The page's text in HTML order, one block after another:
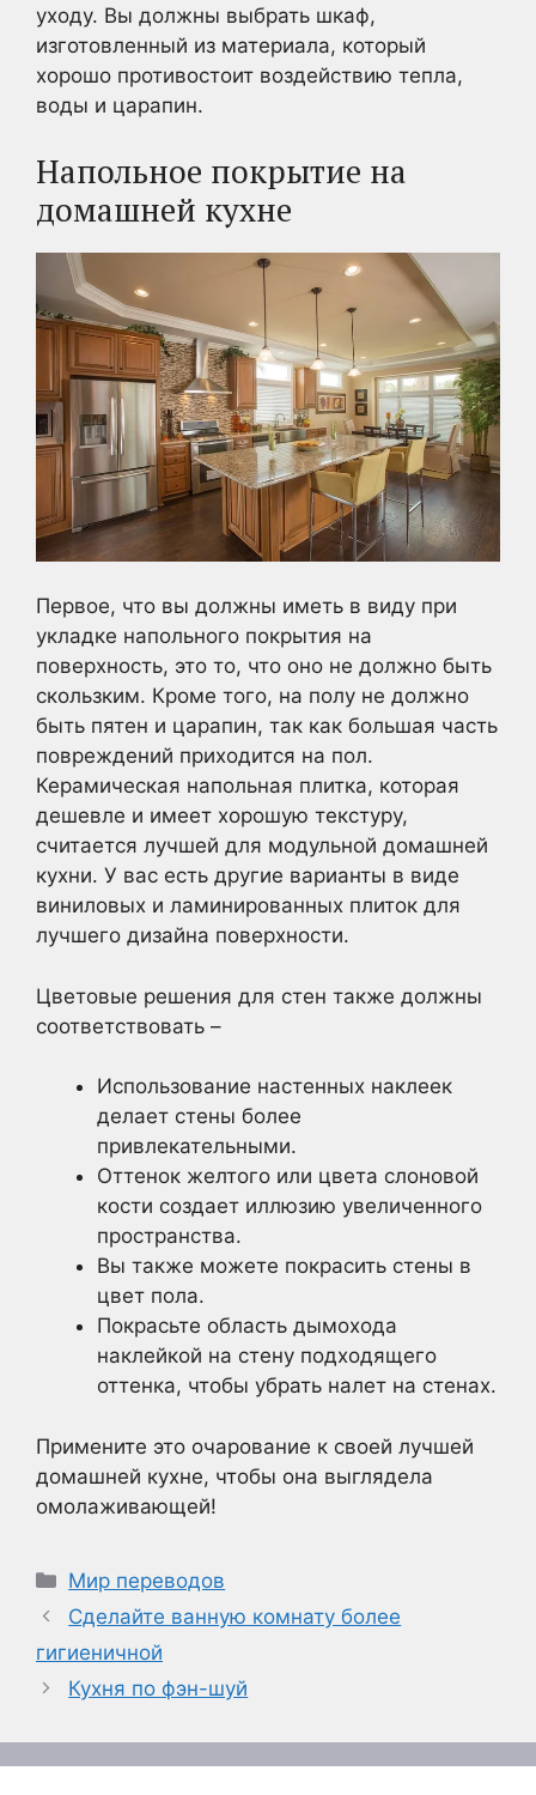
уходу. Вы должны выбрать шкаф,
изготовленный из материала, который
хорошо противостоит воздействию тепла,
воды и царапин.
Напольное покрытие на
домашней кухне
Первое, что вы должны иметь в виду при
укладке напольного покрытия на
поверхность, это то, что оно не должно быть
скользким. Кроме того, на полу не должно
быть пятен и царапин, так как большая часть
повреждений приходится на пол.
Керамическая напольная плитка, которая
дешевле и имеет хорошую текстуру,
считается лучшей для модульной домашней
кухни. У вас есть другие варианты в виде
виниловых и ламинированных плиток для
лучшего дизайна поверхности.
Цветовые решения для стен также должны
соответствовать –
Использование настенных наклеек
делает стены более
привлекательными.
Оттенок желтого или цвета слоновой
кости создает иллюзию увеличенного
пространства.
Вы также можете покрасить стены в
цвет пола.
Покрасьте область дымохода
наклейкой на стену подходящего
оттенка, чтобы убрать налет на стенах.
Примените это очарование к своей лучшей
домашней кухне, чтобы она выглядела
омолаживающей!
Рубрики
Мир переводов
Сделайте ванную комнату более
гигиеничной
Кухня по фэн-шуй